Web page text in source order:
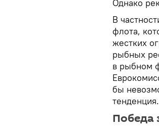
Однако
В
флота,
жестких
рыбных
в рыбном
бы
тенденция.
Победа